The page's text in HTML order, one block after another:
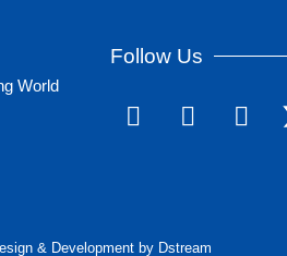
World
Follow Us
F
a
o
L
i
I
n
& Development by Dstream